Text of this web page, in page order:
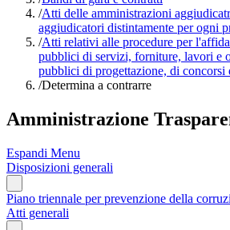
/Atti delle amministrazioni
aggiudicatori distintamente per ogni
/Atti relativi alle procedure per
pubblici di servizi, forniture, lavori e
pubblici di progettazione, di concorsi
/Determina a contrarre
Amministrazione
Espandi Menu
Disposizioni generali
Piano triennale per prevenzione della
Atti generali